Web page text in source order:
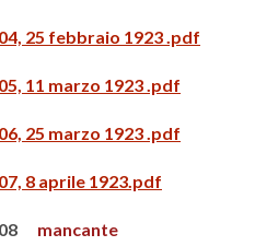
25 febbraio 1923 .pdf
11 marzo 1923 .pdf
25 marzo 1923 .pdf
8 aprile 1923.pdf
mancante